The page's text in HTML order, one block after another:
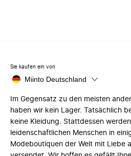
Sie kaufen ein von
Miinto Deutschland
Im Gegensatz zu den meisten
haben wir kein Lager. Tatsächlich
keine Kleidung. Stattdessen
leidenschaftlichen Menschen in
Modeboutiquen der Welt mit Liebe